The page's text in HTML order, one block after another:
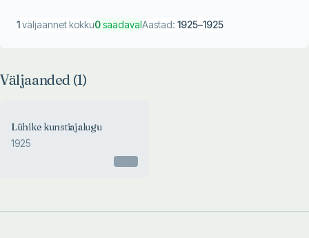
1väljaannet kokku0saadavalAastad: 1925–1925
Väljaanded (1)
Lühike kunstiajalugu
1925